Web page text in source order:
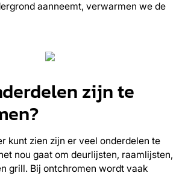
aanneemt, verwarmen we de
zijn te
kunt zien zijn er veel onderdelen te
nou gaat om deurlijsten, raamlijsten,
grill. Bij ontchromen wordt vaak